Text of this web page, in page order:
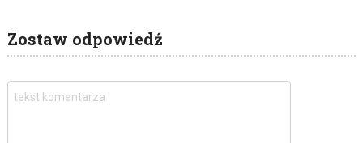
Zostaw odpowiedź